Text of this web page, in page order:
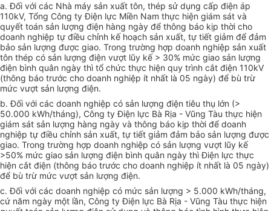
a. Đối với các Nhà máy sản xuất tôn, thép sử dụng cấp điện áp
110kV, Tổng Công ty Điện lực Miền Nam thực hiện giám sát và
quyết toán sản lượng điện hàng ngày để thông báo kịp thời cho
doanh nghiệp tự điều chỉnh kế hoạch sản xuất, tự tiết giảm để đảm
bảo sản lượng được giao. Trong trường hợp doanh nghiệp sản xuất
tôn thép có sản lượng điện vượt lũy kế > 30% mức giao sản lượng
điện bình quân ngày thì tổ chức thực hiện quy trình cắt điện 110kV
(thông báo trước cho doanh nghiệp ít nhất là 05 ngày) để bù trừ
mức vượt sản lượng điện.
b. Đối với các doanh nghiệp có sản lượng điện tiêu thụ lớn (>
50.000 kWh/tháng), Công ty Điện lực Bà Rịa - Vũng Tàu thực hiện
giám sát sản lượng hàng ngày và thông báo kịp thời để doanh
nghiệp tự điều chỉnh sản xuất, tự tiết giảm đảm bảo sản lượng được
giao. Trong trường hợp doanh nghiệp có sản lượng vượt lũy kế
>50% mức giao sản lượng điện bình quân ngày thì Điện lực thực
hiện cắt điện (thông báo trước cho doanh nghiệp ít nhất là 05 ngày)
để bù trừ mức vượt sản lượng điện.
c. Đối với các doanh nghiệp có mức sản lượng > 5.000 kWh/tháng,
cứ năm ngày một lần, Công ty Điện lực Bà Rịa - Vũng Tàu thực hiện